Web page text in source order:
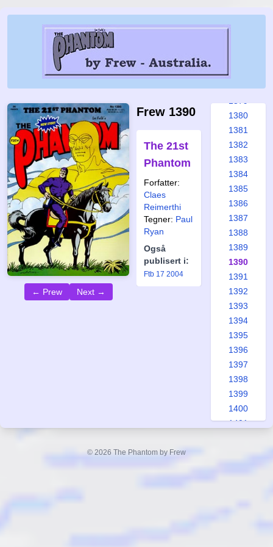
← Prew Next →
Frew 1390
The 21st
Phantom
Forfatter:
Claes
Reimerthi
Tegner: Paul
Ryan
Også
publisert i:
Ftb 17 2004
1373
1374
1380
1381
1382
1383
1384
1385
1386
1387
1388
1389
1390
1391
1392
1393
1394
1395
1396
1397
1398
1399
1400
1401
© 2026 The Phantom by Frew